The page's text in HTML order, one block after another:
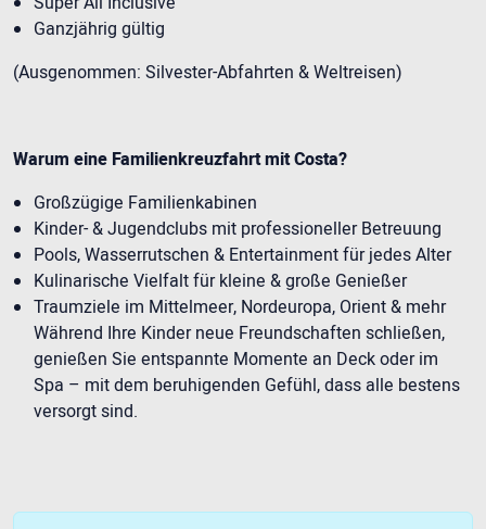
Ganzjährig gültig
(Ausgenommen: Silvester-Abfahrten & Weltreisen)
Warum eine Familienkreuzfahrt mit Costa?
Großzügige Familienkabinen
Kinder- & Jugendclubs mit professioneller Betreuung
Pools, Wasserrutschen & Entertainment für jedes Alter
Kulinarische Vielfalt für kleine & große Genießer
Traumziele im Mittelmeer, Nordeuropa, Orient & mehr
Während Ihre Kinder neue Freundschaften schließen,
genießen Sie entspannte Momente an Deck oder im
Spa – mit dem beruhigenden Gefühl, dass alle bestens
versorgt sind.